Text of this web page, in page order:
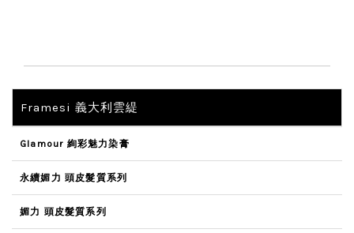
Framesi 義大利雲緹
Glamour 絢彩魅力染膏
永續媚力 頭皮髮質系列
媚力 頭皮髮質系列